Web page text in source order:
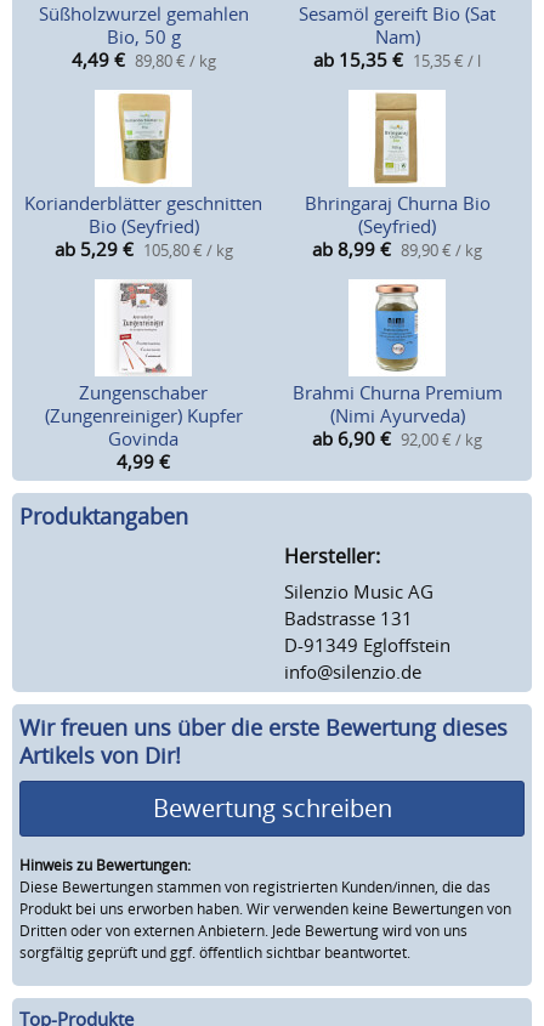
Süßholzwurzel gemahlen
Bio, 50 g
4,49 € 89,80 € / kg
Sesamöl gereift Bio (Sat
Nam)
ab 15,35 € 15,35 € / l
Korianderblätter geschnitten
Bio (Seyfried)
ab 5,29 € 105,80 € / kg
Bhringaraj Churna Bio
(Seyfried)
ab 8,99 € 89,90 € / kg
Zungenschaber
(Zungenreiniger) Kupfer
Govinda
4,99 €
Brahmi Churna Premium
(Nimi Ayurveda)
ab 6,90 € 92,00 € / kg
Produktangaben
Hersteller:
Silenzio Music AG
Badstrasse 131
D-91349 Egloffstein
info@silenzio.de
Wir freuen uns über die erste Bewertung dieses
Artikels von Dir!
Bewertung schreiben
Hinweis zu Bewertungen:
Diese Bewertungen stammen von registrierten Kunden/innen, die das
Produkt bei uns erworben haben. Wir verwenden keine Bewertungen von
Dritten oder von externen Anbietern. Jede Bewertung wird von uns
sorgfältig geprüft und ggf. öffentlich sichtbar beantwortet.
Top-Produkte